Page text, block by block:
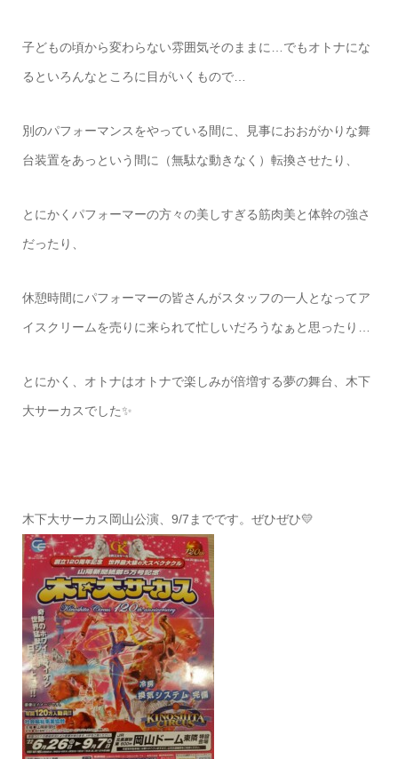
子どもの頃から変わらない雰囲気そのままに…でもオトナにな
るといろんなところに目がいくもので…
別のパフォーマンスをやっている間に、見事におおがかりな舞
台装置をあっという間に（無駄な動きなく）転換させたり、
とにかくパフォーマーの方々の美しすぎる筋肉美と体幹の強さ
だったり、
休憩時間にパフォーマーの皆さんがスタッフの一人となってア
イスクリームを売りに来られて忙しいだろうなぁと思ったり…
とにかく、オトナはオトナで楽しみが倍増する夢の舞台、木下
大サーカスでした✨
木下大サーカス岡山公演、9/7までです。ぜひぜひ💛